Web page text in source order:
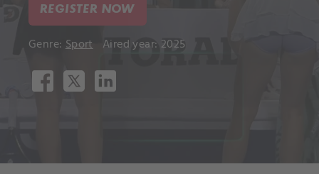
REGISTER NOW
Genre: Sport Aired year: 2025